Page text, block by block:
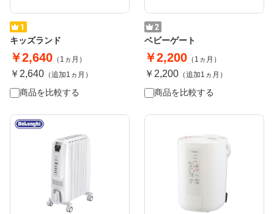
キッズランド
￥2,640 （1ヵ月）
￥2,640 （追加1ヵ月）
商品を比較する
ベビーゲート
￥2,200 （1ヵ月）
￥2,200 （追加1ヵ月）
商品を比較する